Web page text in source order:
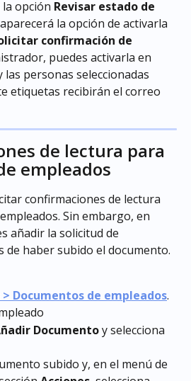
opción Revisar estado de
la opción de activarla
confirmación de
puedes activarla en
personas seleccionadas
etiquetas recibirán el correo
de lectura para
empleados
confirmaciones de lectura
Sin embargo, en
añadir la solicitud de
de haber subido el documento.
> Documentos de empleados.
Documento y selecciona
subido y, en el menú de